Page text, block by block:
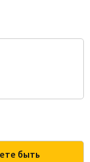
быть